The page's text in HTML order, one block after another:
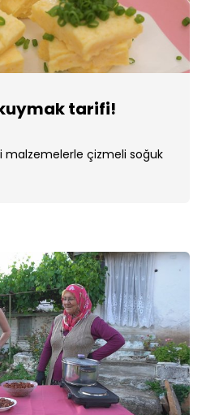
tarifi!
malzemelerle çizmeli soğuk